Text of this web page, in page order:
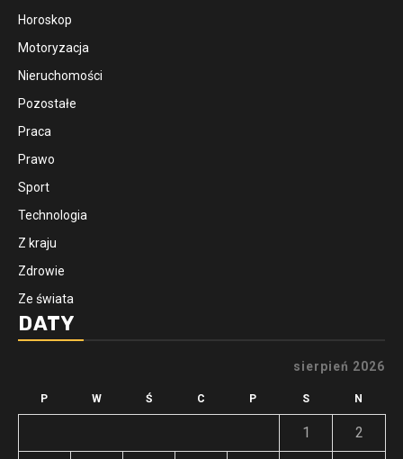
Horoskop
Motoryzacja
Nieruchomości
Pozostałe
Praca
Prawo
Sport
Technologia
Z kraju
Zdrowie
Ze świata
DATY
sierpień 2026
P W Ś C P S N
1 2